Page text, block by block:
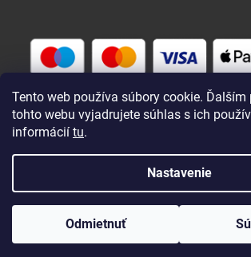
Tento web používa súbory cookie. Ďalším
tohto webu vyjadrujete súhlas s ich
informácií tu.
Nastavenie
Odmietnuť
Rybárik eu - rybárske potreby
vyhradené.
Upraviť nastavenie